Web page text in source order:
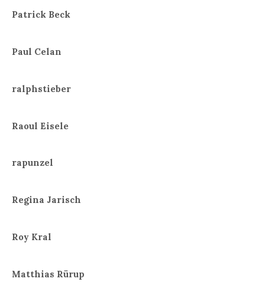
Patrick Beck
Paul Celan
ralphstieber
Raoul Eisele
rapunzel
Regina Jarisch
Roy Kral
Matthias Rürup